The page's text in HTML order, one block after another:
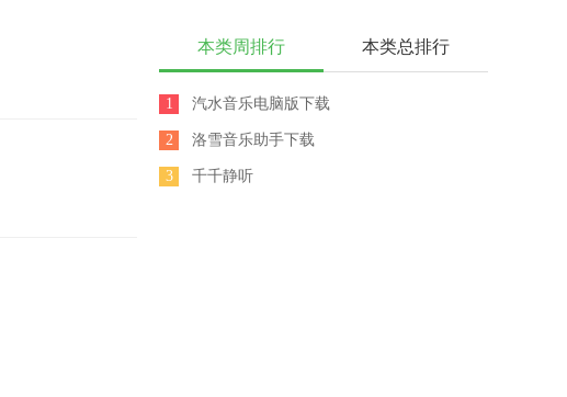
本类周排行 本类总排行
1 汽水音乐电脑版下载
2 洛雪音乐助手下载
3 千千静听